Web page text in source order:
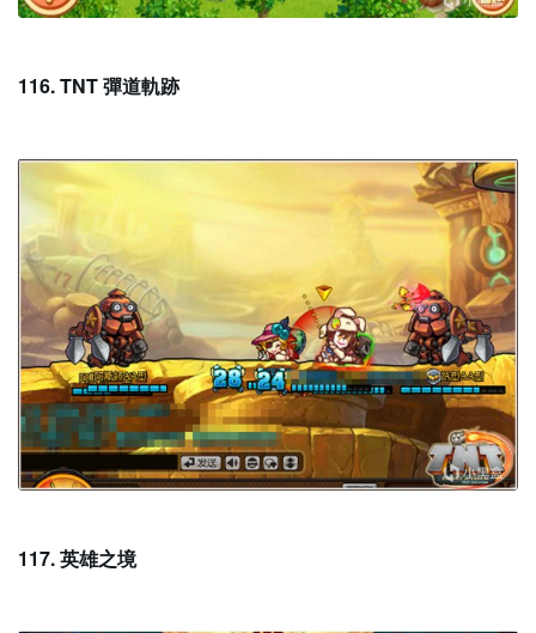
116. TNT 彈道軌跡
117. 英雄之境